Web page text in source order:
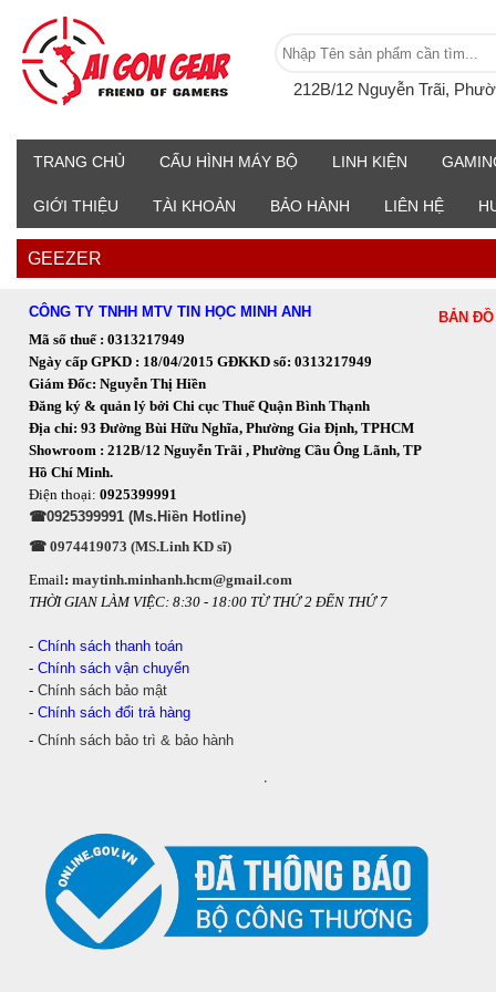
212B/12 Nguyễn Trãi,
TRANG CHỦ CẤU HÌNH MÁY BỘ LINH KIỆN
GIỚI THIỆU TÀI KHOẢN BẢO HÀNH LIÊN HỆ
GEEZER
CÔNG TY TNHH MTV TIN HỌC MINH ANH
Mã số thuế : 0313217949
Ngày cấp GPKD : 18/04/2015 GĐKKD số: 0313217949
Giám Đốc: Nguyễn Thị Hiền
Đăng ký & quản lý bởi Chi cục Thuế Quận Bình Thạnh
Địa chỉ: 93 Đường Bùi Hữu Nghĩa, Phường Gia Định, TPHCM
Showroom : 212B/12 Nguyễn Trãi , Phường Cầu Ông Lãnh, TP
Hồ Chí Minh.
Điện thoại: 0925399991
☎0925399991 (Ms.Hiền Hotline)
☎ 0974419073 (MS.Linh KD sĩ)
Email: maytinh.minhanh.hcm@gmail.com
THỜI GIAN LÀM VIỆC: 8:30 - 18:00 TỪ THỨ 2 ĐẾN THỨ 7
- Chính sách thanh toán
- Chính sách vận chuyển
- Chính sách bảo mật
- Chính sách đổi trả hàng
- Chính sách bảo trì & bảo hành
BẢN